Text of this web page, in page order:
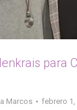
para
Marcos
febrero 1,